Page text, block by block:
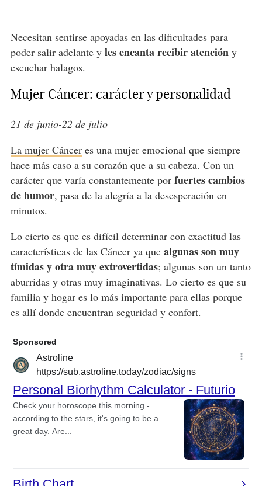
Necesitan sentirse apoyadas en las dificultades para
poder salir adelante y les encanta recibir atención y
escuchar halagos.
Mujer Cáncer: carácter y personalidad
21 de junio-22 de julio
La mujer Cánceres una mujer emocional que siempre
hace más caso a su corazón que a su cabeza. Con un
carácter que varía constantemente por fuertes cambios
de humor, pasa de la alegría a la desesperación en
minutos.
Lo cierto es que es difícil determinar con exactitud las
características de las Cáncer ya que algunas son muy
tímidas y otra muy extrovertidas; algunas son un tanto
aburridas y otras muy imaginativas. Lo cierto es que su
familia y hogar es lo más importante para ellas porque
es allí donde encuentran seguridad y confort.